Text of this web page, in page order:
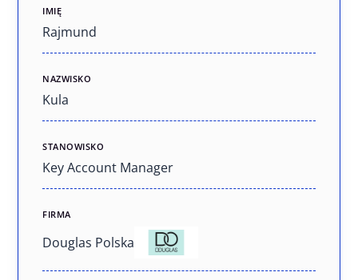
IMIĘ
Rajmund
NAZWISKO
Kula
STANOWISKO
Key Account Manager
FIRMA
Douglas Polska